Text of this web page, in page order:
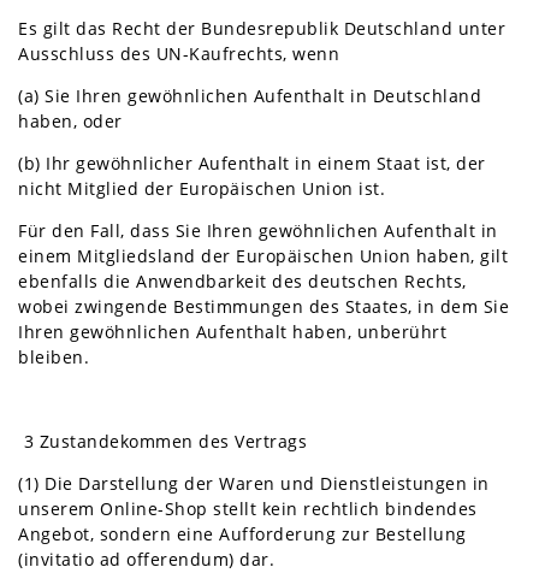
Es gilt das Recht der Bundesrepublik Deutschland unter
Ausschluss des UN-Kaufrechts, wenn
(a) Sie Ihren gewöhnlichen Aufenthalt in Deutschland
haben, oder
(b) Ihr gewöhnlicher Aufenthalt in einem Staat ist, der
nicht Mitglied der Europäischen Union ist.
Für den Fall, dass Sie Ihren gewöhnlichen Aufenthalt in
einem Mitgliedsland der Europäischen Union haben, gilt
ebenfalls die Anwendbarkeit des deutschen Rechts,
wobei zwingende Bestimmungen des Staates, in dem Sie
Ihren gewöhnlichen Aufenthalt haben, unberührt
bleiben.
3 Zustandekommen des Vertrags
(1) Die Darstellung der Waren und Dienstleistungen in
unserem Online-Shop stellt kein rechtlich bindendes
Angebot, sondern eine Aufforderung zur Bestellung
(invitatio ad offerendum) dar.